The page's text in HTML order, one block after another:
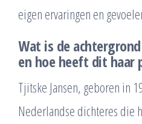
eigen ervaringen en
Wat is de
en hoe heeft dit haar
Tjitske Jansen, geboren in
Nederlandse dichteres die